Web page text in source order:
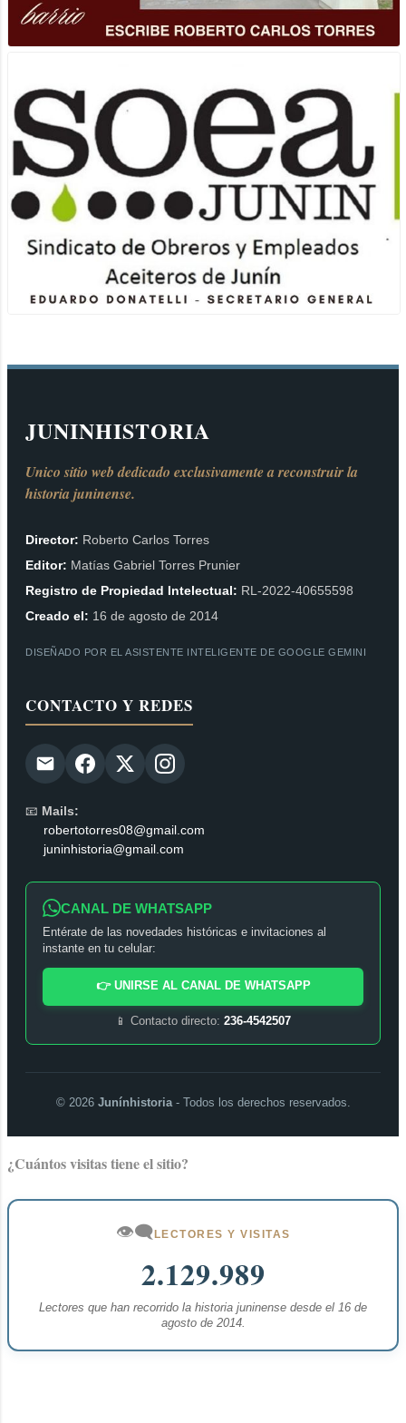
JUNINHISTORIA
Unico sitio web dedicado exclusivamente a reconstruir la
historia juninense.
Director: Roberto Carlos Torres
Editor: Matías Gabriel Torres Prunier
Registro de Propiedad Intelectual: RL-2022-40655598
Creado el: 16 de agosto de 2014
DISEÑADO POR EL ASISTENTE INTELIGENTE DE GOOGLE GEMINI
CONTACTO Y REDES
📧 Mails:
robertotorres08@gmail.com
juninhistoria@gmail.com
CANAL DE WHATSAPP
Entérate de las novedades históricas e invitaciones al
instante en tu celular:
👉 UNIRSE AL CANAL DE WHATSAPP
📱 Contacto directo: 236-4542507
© 2026 Junínhistoria- Todos los derechos reservados.
¿Cuántos visitas tiene el sitio?
👁️‍🗨️ LECTORES Y VISITAS
2.129.989
Lectores que han recorrido la historia juninense desde el 16 de
agosto de 2014.